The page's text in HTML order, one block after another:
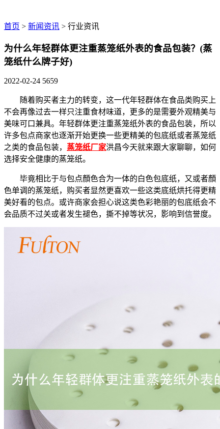
首页 > 新闻资讯 > 行业资讯
为什么年轻群体更注重蒸笼纸外表的食品包装？(蒸
笼纸什么牌子好)
2022-02-24 5659
随着购买者主力的转变，这一代年轻群体在食品类购买上
不会再像过去一样只注重食材味道，更多的是需要外观精美与
美味可口兼具。年轻群体更注重蒸笼纸外表的食品包装，所以
许多包点商家也逐渐开始更换一些更精美的包底纸或者蒸笼纸
之类的食品包装， 蒸笼纸厂家洪昌今天就来跟大家聊聊，如何
选择安全健康的蒸笼纸。
毕竟相比于与包点顏色合为一体的白色包底纸，又或者顏
色单调的蒸笼纸，购买者显然更喜欢一些这类底纸烘托得更精
美好看的包点。或许商家会担心说这类色彩艳丽的包底纸会不
会品质不过关或者发生褪色，撕不掉等状况，影响到信誉度。